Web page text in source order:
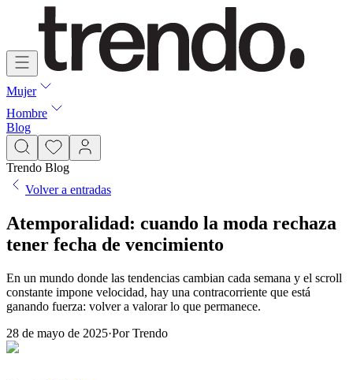
Mujer
Hombre
Blog
Trendo Blog
Volver a entradas
Atemporalidad: cuando la moda rechaza
tener fecha de vencimiento
En un mundo donde las tendencias cambian cada semana y el scroll
constante impone velocidad, hay una contracorriente que está
ganando fuerza: volver a valorar lo que permanece.
28 de mayo de 2025·Por Trendo